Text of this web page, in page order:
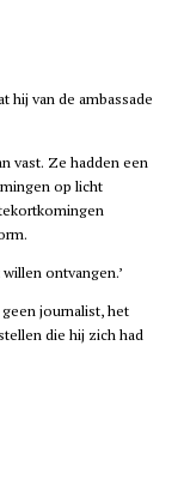
hij van de ambassade
vast. Ze hadden een
op licht
ontvangen.’
journalist, het
die hij zich had